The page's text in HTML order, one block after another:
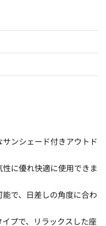
ンシェード付きアウトド
に優れ快適に使用できま
で、日差しの角度に合わ
プで、リラックスした座